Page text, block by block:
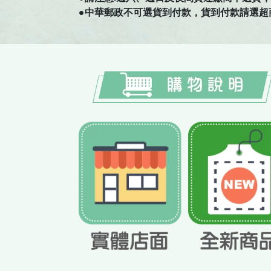
●中華郵政不可選貨到付款，貨到付款請選超